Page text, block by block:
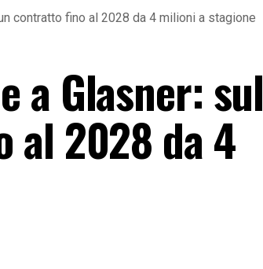
contratto fino al 2028 da 4 milioni a stagione
a Glasner: sul
al 2028 da 4